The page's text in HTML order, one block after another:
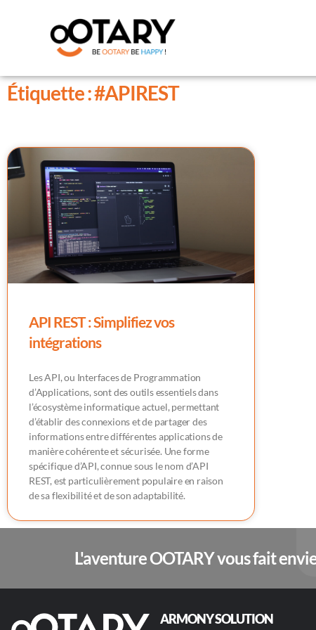
Étiquette : #APIREST
API REST : Simplifiez vos
intégrations
Les API, ou Interfaces de Programmation
d’Applications, sont des outils essentiels dans
l’écosystème informatique actuel, permettant
d’établir des connexions et de partager des
informations entre différentes applications de
manière cohérente et sécurisée. Une forme
spécifique d’API, connue sous le nom d’API
REST, est particulièrement populaire en raison
de sa flexibilité et de son adaptabilité.
L'aventure OOTARY vous fait
ARMONY SOLUTION